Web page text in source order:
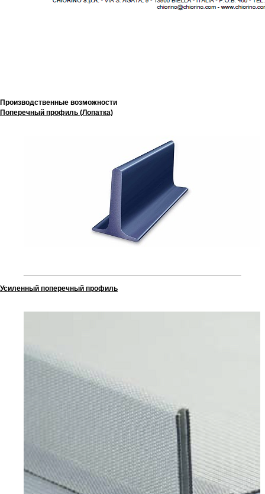
Производственные возможности
Поперечный профиль (Лопатка)
Усиленный поперечный профиль